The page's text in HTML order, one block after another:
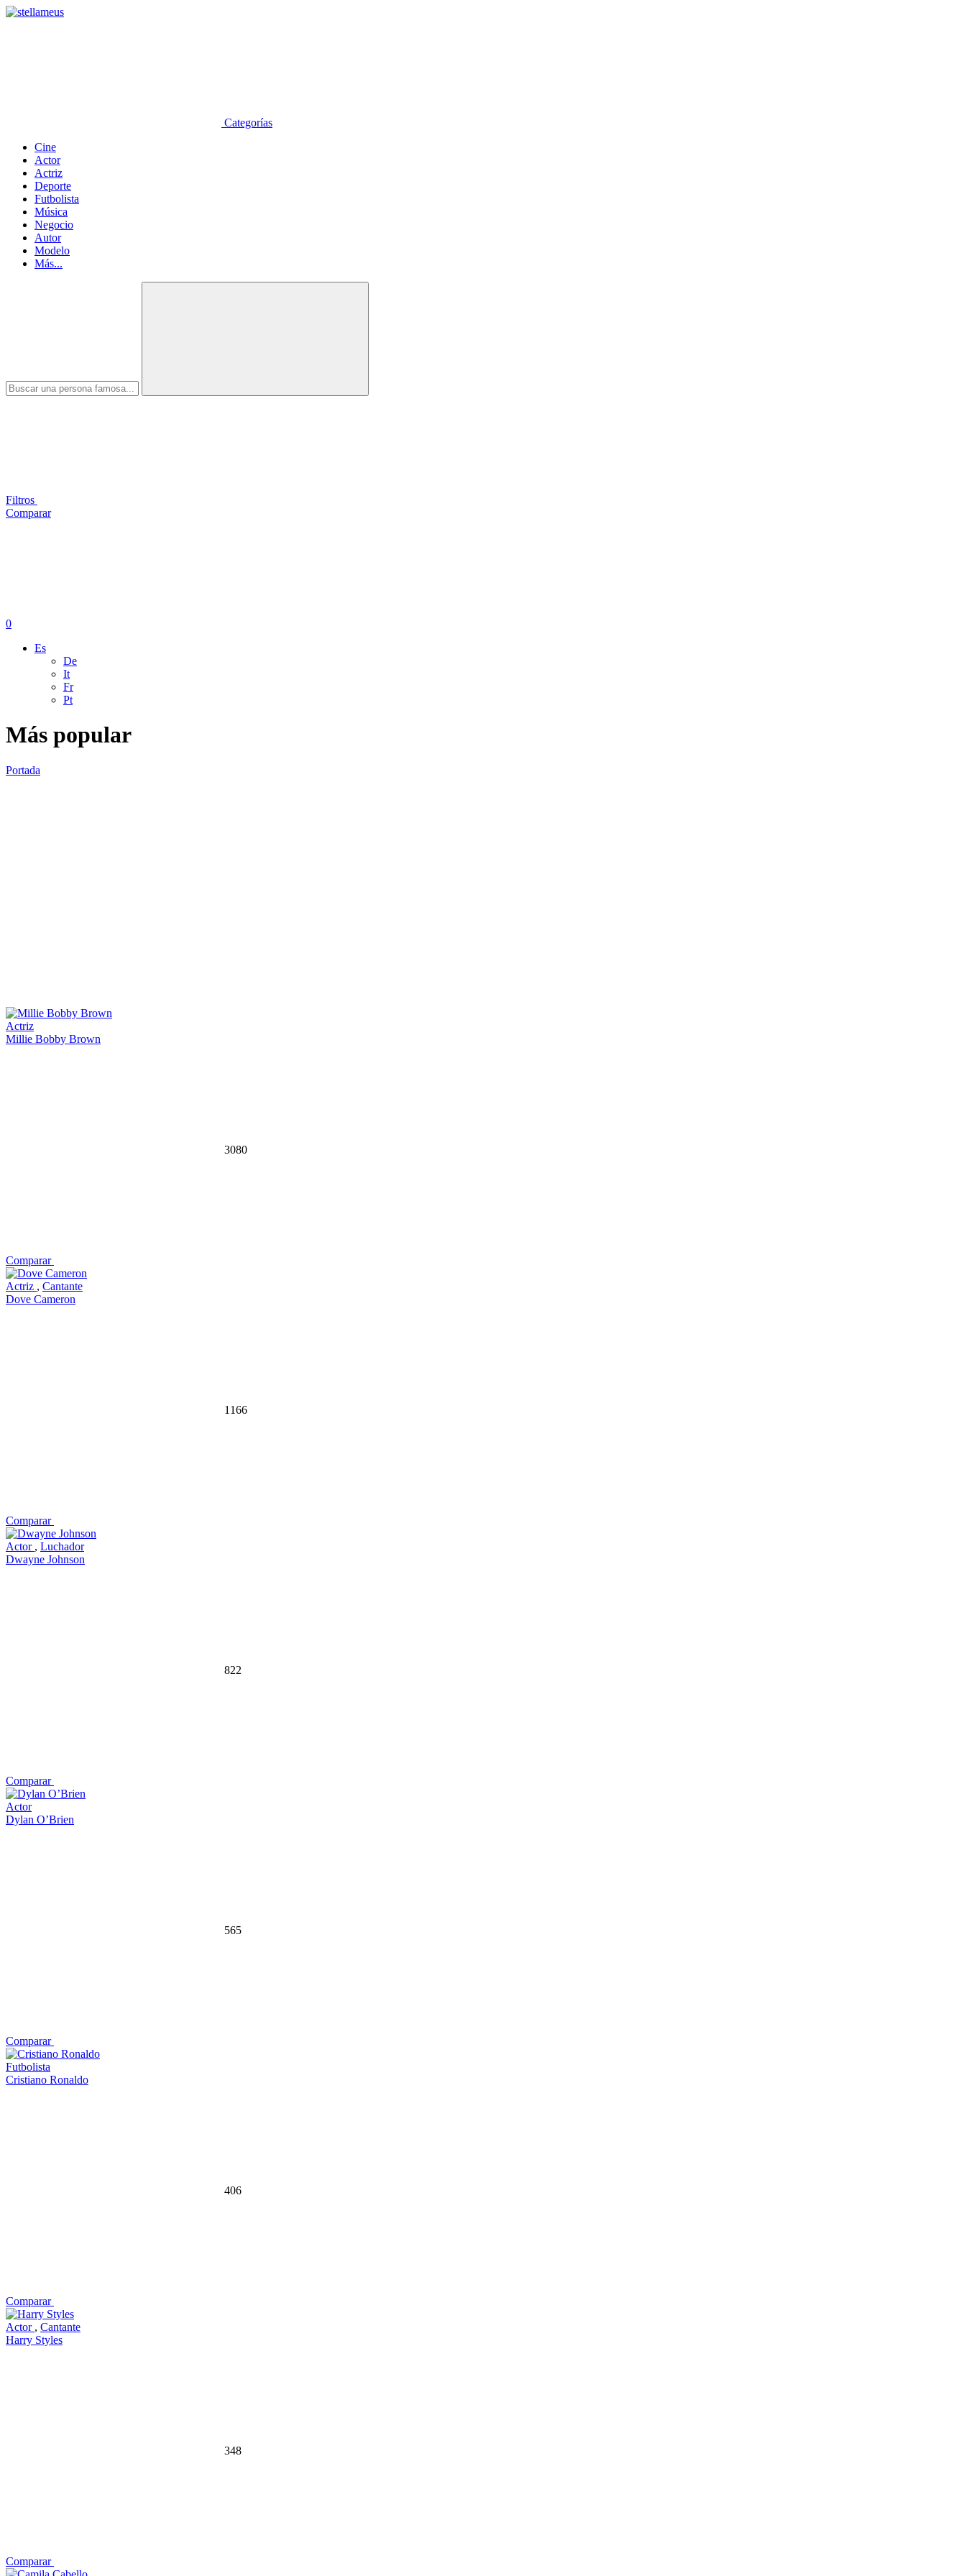
Categorías
Cine
Actor
Actriz
Deporte
Futbolista
Música
Negocio
Autor
Modelo
Más...
Filtros
Comparar
0
Es
De
It
Fr
Pt
Más popular
Portada
Actriz
Millie Bobby Brown
3080
Comparar
Actriz , Cantante
Dove Cameron
1166
Comparar
Actor , Luchador
Dwayne Johnson
822
Comparar
Actor
Dylan O’Brien
565
Comparar
Futbolista
Cristiano Ronaldo
406
Comparar
Actor , Cantante
Harry Styles
348
Comparar